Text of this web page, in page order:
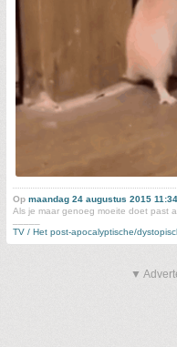
Op maandag 24 augustus 2015 11:34
Als je maar genoeg moeite doet past
TV / Het post-apocalyptische/
▼